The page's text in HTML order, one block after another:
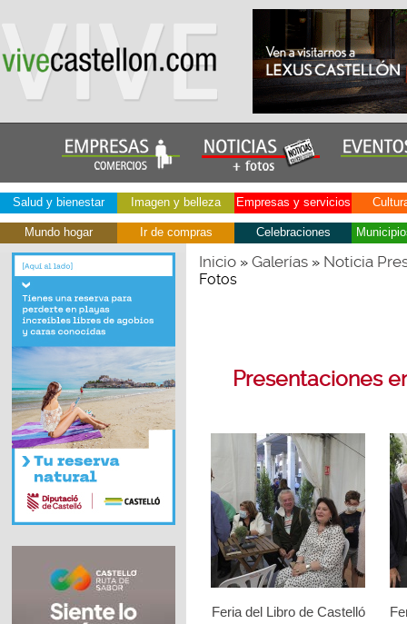
Salud y bienestar Imagen y belleza Empresas y servicios
Mundo hogar Ir de compras Celebraciones
Inicio» Galerías» Noticia
Fotos
Presentaciones
Feria del Libro de Castelló